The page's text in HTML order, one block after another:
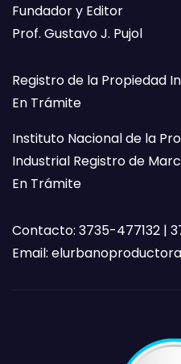
Fundador y Editor
Prof. Gustavo J. Pujol
Registro de la Propiedad
En Trámite
Instituto Nacional de la
Industrial Registro de
En Trámite
Contacto: 3735-477132 |
Email: